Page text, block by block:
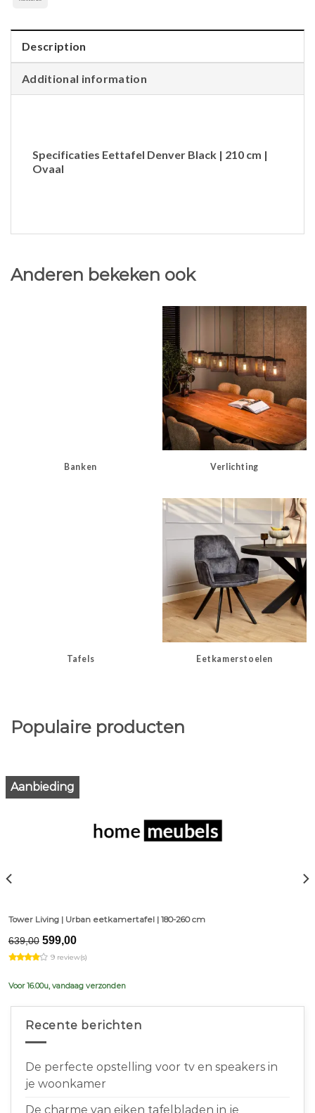
Description
Additional information
Specificaties Eettafel Denver Black | 210 cm |
Ovaal
Anderen bekeken ook
Banken Verlichting
Tafels Eetkamerstoelen
Populaire producten
Aanbieding
Tower Living | Urban eetkamertafel | 180-260 cm
639,00 Original
price
was:
599,00Current
is:
9 review(s)
Voor 16.00u, vandaag verzonden
Recente berichten
De perfecte opstelling voor tv en speakers in
je woonkamer
De charme van eiken tafelbladen in je